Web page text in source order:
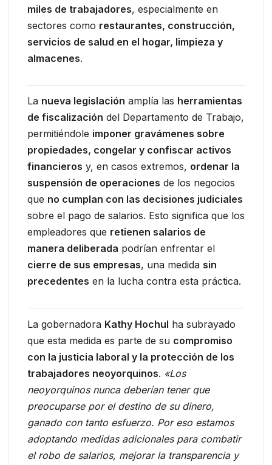
miles de trabajadores, especialmente en
sectores como restaurantes, construcción,
servicios de salud en el hogar, limpieza y
almacenes.
La nueva legislación amplía las herramientas
de fiscalización del Departamento de Trabajo,
permitiéndole imponer gravámenes sobre
propiedades, congelar y confiscar activos
financieros y, en casos extremos, ordenar la
suspensión de operaciones de los negocios
que no cumplan con las decisiones judiciales
sobre el pago de salarios. Esto significa que los
empleadores que retienen salarios de
manera deliberada podrían enfrentar el
cierre de sus empresas, una medida sin
precedentes en la lucha contra esta práctica.
La gobernadora Kathy Hochul ha subrayado
que esta medida es parte de su compromiso
con la justicia laboral y la protección de los
trabajadores neoyorquinos. «Los
neoyorquinos nunca deberían tener que
preocuparse por el destino de su dinero,
ganado con tanto esfuerzo. Por eso estamos
adoptando medidas adicionales para combatir
el robo de salarios, mejorar la transparencia y